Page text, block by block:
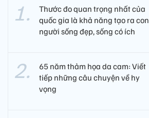
Thước đo quan trọng nhất của
quốc gia là khả năng tạo ra con
người sống đẹp, sống có ích
65 năm thảm họa da cam: Viết
tiếp những câu chuyện về hy
vọng